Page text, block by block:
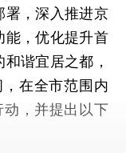
署，深入推进京
能，优化提升首
谐宜居之都，
在全市范围内
动，并提出以下